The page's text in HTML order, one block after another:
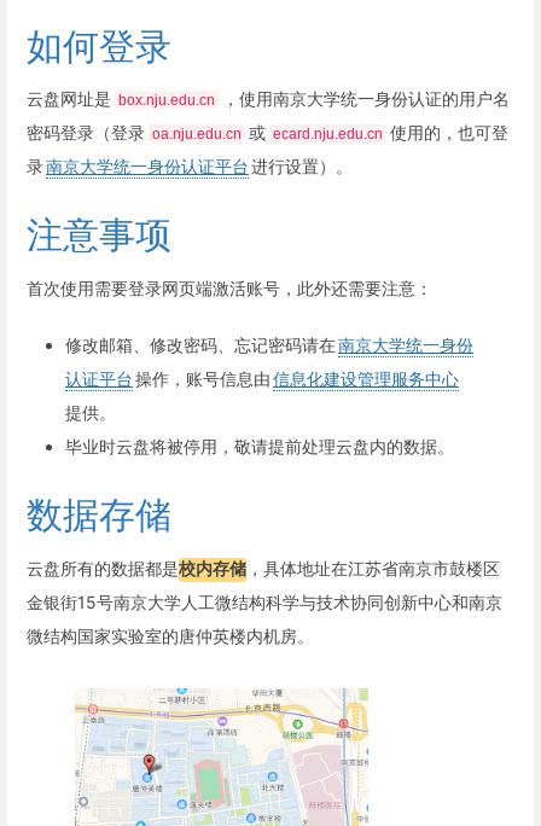
如何登录
云盘网址是 box.nju.edu.cn
，使用南京大学统一身份认证的用户名
密码登录（登录 oa.nju.edu.cn 或 ecard.nju.edu.cn 使用的，也可登
录南京大学统一身份认证平台进行设置）。
注意事项
首次使用需要登录网页端激活账号，此外还需要注意：
修改邮箱、修改密码、忘记密码请在南京大学统一身份
认证平台操作，账号信息由信息化建设管理服务中心
提供。
毕业时云盘将被停用，敬请提前处理云盘内的数据。
数据存储
云盘所有的数据都是校内存储 ，具体地址在江苏省南京市鼓楼区
金银街15号南京大学人工微结构科学与技术协同创新中心和南京
微结构国家实验室的唐仲英楼内机房。